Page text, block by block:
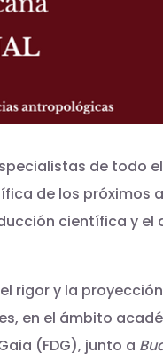
de todo
de los próximos
científica y
rigor y la
en el ámbito
(FDG), junto a